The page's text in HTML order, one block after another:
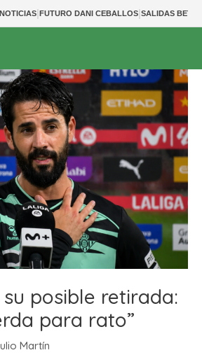
|FUTURO DANI CEBALLOS|SALIDAS BETIS
su posible retirada:
para rato”
Martín